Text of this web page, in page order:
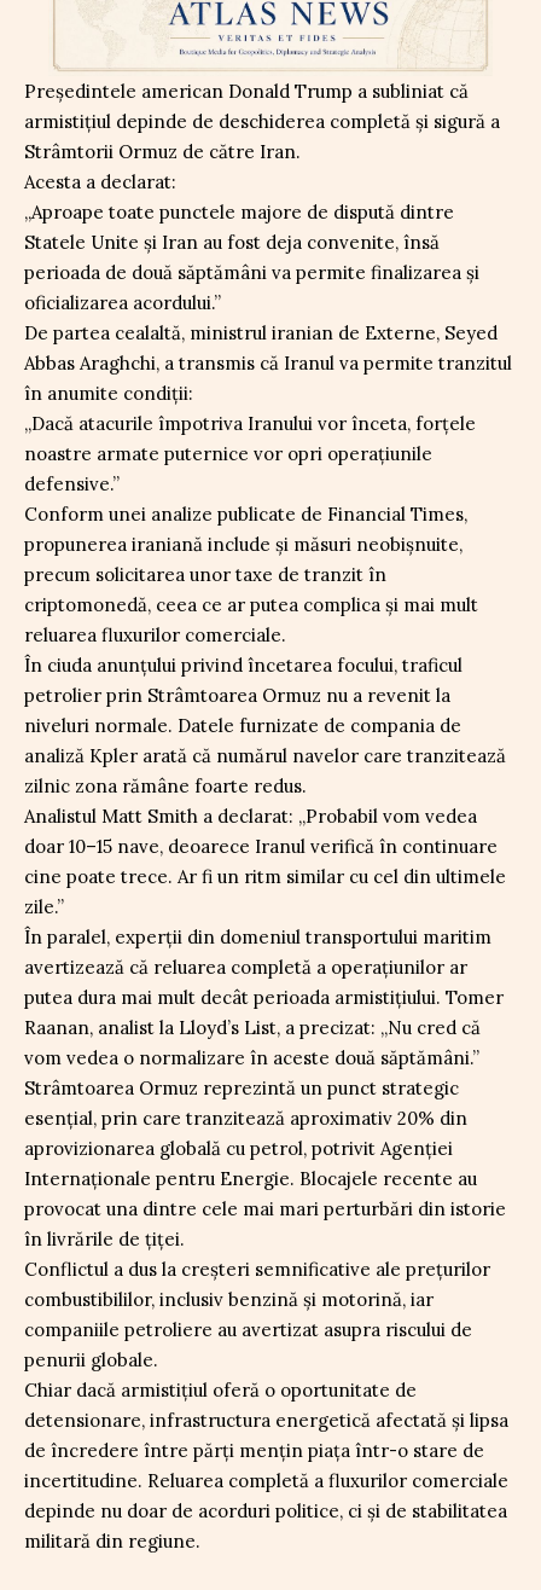
Președintele american Donald Trump a subliniat că
armistițiul depinde de deschiderea completă și sigură a
Strâmtorii Ormuz de către Iran.
Acesta a declarat:
„Aproape toate punctele majore de dispută dintre
Statele Unite şi Iran au fost deja convenite, însă
perioada de două săptămâni va permite finalizarea şi
oficializarea acordului.”
De partea cealaltă, ministrul iranian de Externe, Seyed
Abbas Araghchi, a transmis că Iranul va permite tranzitul
în anumite condiții:
„Dacă atacurile împotriva Iranului vor înceta, forţele
noastre armate puternice vor opri operaţiunile
defensive.”
Conform unei analize publicate de Financial Times,
propunerea iraniană include și măsuri neobișnuite,
precum solicitarea unor taxe de tranzit în
criptomonedă, ceea ce ar putea complica și mai mult
reluarea fluxurilor comerciale.
În ciuda anunțului privind încetarea focului, traficul
petrolier prin Strâmtoarea Ormuz nu a revenit la
niveluri normale. Datele furnizate de compania de
analiză Kpler arată că numărul navelor care tranzitează
zilnic zona rămâne foarte redus.
Analistul Matt Smith a declarat: „Probabil vom vedea
doar 10–15 nave, deoarece Iranul verifică în continuare
cine poate trece. Ar fi un ritm similar cu cel din ultimele
zile.”
În paralel, experții din domeniul transportului maritim
avertizează că reluarea completă a operațiunilor ar
putea dura mai mult decât perioada armistițiului. Tomer
Raanan, analist la Lloyd’s List, a precizat: „Nu cred că
vom vedea o normalizare în aceste două săptămâni.”
Strâmtoarea Ormuz reprezintă un punct strategic
esențial, prin care tranzitează aproximativ 20% din
aprovizionarea globală cu petrol, potrivit Agenției
Internaționale pentru Energie. Blocajele recente au
provocat una dintre cele mai mari perturbări din istorie
în livrările de țiței.
Conflictul a dus la creșteri semnificative ale prețurilor
combustibililor, inclusiv benzină și motorină, iar
companiile petroliere au avertizat asupra riscului de
penurii globale.
Chiar dacă armistițiul oferă o oportunitate de
detensionare, infrastructura energetică afectată și lipsa
de încredere între părți mențin piața într-o stare de
incertitudine. Reluarea completă a fluxurilor comerciale
depinde nu doar de acorduri politice, ci și de stabilitatea
militară din regiune.